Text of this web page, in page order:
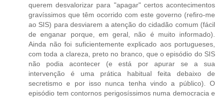
querem desvalorizar para "apagar" certos acontecimentos
gravíssimos que têm ocorrido com este governo (refiro-me
ao SIS) para desviarem a atenção do cidadão comum (fácil
de enganar porque, em geral, não é muito informado).
Ainda não foi suficientemente explicado aos portugueses,
com toda a clareza, preto no branco, que o episódio do SIS
não podia acontecer (e está por apurar se a sua
intervenção é uma prática habitual feita debaixo de
secretismo e por isso nunca tenha vindo a público). O
episódio tem contornos perigosíssimos numa democracia e